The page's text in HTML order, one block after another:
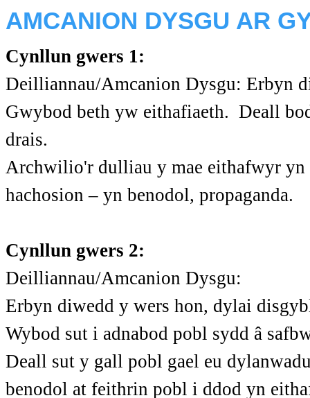
AMCANION DYSGU AR
Cynllun gwers 1:
Deilliannau/Amcanion Dysgu: Erbyn
Gwybod beth yw eithafiaeth. Deall
drais.
Archwilio'r dulliau y mae eithafwyr
hachosion – yn benodol, propaganda.
Cynllun gwers 2:
Deilliannau/Amcanion Dysgu:
Erbyn diwedd y wers hon, dylai
Wybod sut i adnabod pobl sydd â
Deall sut y gall pobl gael eu
benodol at feithrin pobl i ddod yn